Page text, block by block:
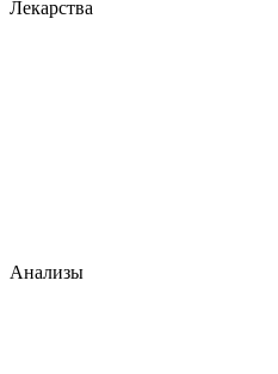
Лекарства
Анализы